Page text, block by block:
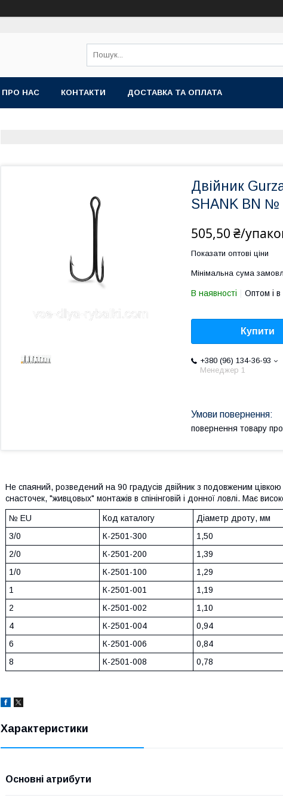
ПРО НАС КОНТАКТИ ДОСТАВКА ТА ОПЛАТА
Двійник
SHANK BN №
505,50 ₴/
Показати оптові ціни
Мінімальна сума
В наявності Оптом і в
Купити
+380 (96) 134-36-93
Менеджер 1
повернення товару
Не спаяний, розведений на 90 градусів двійник з подовженим
снасточек, "живцовых" монтажів в спінінговій і донної ловлі. Має
№ EU Код каталогу Діаметр дроту, мм
3/0
К-2501-300 1,50
2/0
К-2501-200 1,39
1/0
К-2501-100 1,29
1
К-2501-001 1,19
2
К-2501-002 1,10
4
К-2501-004 0,94
6
К-2501-006 0,84
8
К-2501-008 0,78
Характеристики
Основні атрибути